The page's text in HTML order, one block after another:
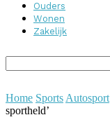
Ouders
Wonen
Zakelijk
Home Sports Autosport
sportheld’